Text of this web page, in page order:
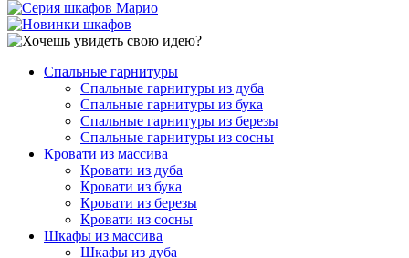
Спальные гарнитуры
Спальные гарнитуры из дуба
Спальные гарнитуры из бука
Спальные гарнитуры из березы
Спальные гарнитуры из сосны
Кровати из массива
Кровати из дуба
Кровати из бука
Кровати из березы
Кровати из сосны
Шкафы из массива
Шкафы из дуба